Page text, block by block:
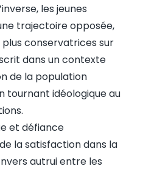
les jeunes
trajectoire opposée,
conservatrices sur
dans un contexte
de la population
tournant idéologique au
et défiance
la satisfaction dans la
autrui entre les